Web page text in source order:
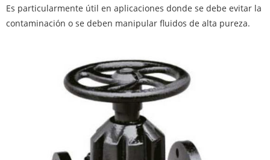
Es particularmente útil en aplicaciones donde se debe evitar la
contaminación o se deben manipular fluidos de alta pureza.